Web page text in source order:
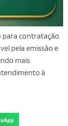
para contratação
pela emissão e
mais
à